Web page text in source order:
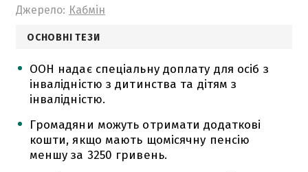
Джерело: Кабмін
ОСНОВНІ ТЕЗИ
ООН надає спеціальну доплату для осіб з
інвалідністю з дитинства та дітям з
інвалідністю.
Громадяни можуть отримати додаткові
кошти, якщо мають щомісячну пенсію
меншу за 3250 гривень.